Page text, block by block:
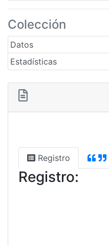
Colección
Datos
Estadísticas
Registro
Registro: